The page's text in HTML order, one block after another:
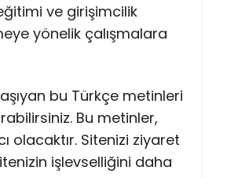
ve girişimcilik
yönelik çalışmalara
bu Türkçe metinleri
Bu metinler,
olacaktır. Sitenizi ziyaret
işlevselliğini daha